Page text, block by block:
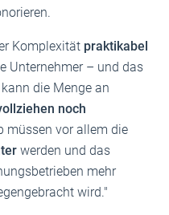
Komplexität praktikabel
Unternehmer – und das
die Menge an
noch
müssen vor allem die
werden und das
mehr
wird."